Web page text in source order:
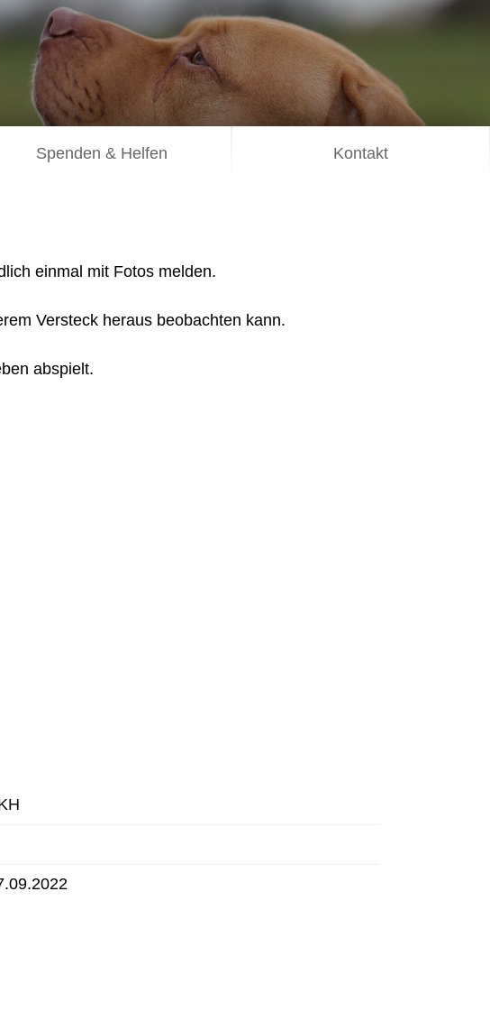
Spenden & Helfen Kontakt
einmal mit Fotos melden.
Versteck heraus beobachten kann.
abspielt.